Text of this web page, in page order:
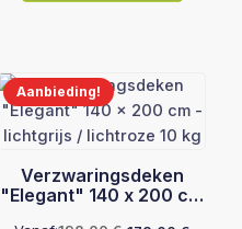
Aanbieding!
Verzwaringsdeken
"Elegant" 140 x 200 cm